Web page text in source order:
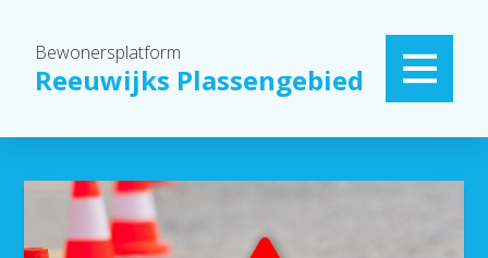
Bewonersplatform
Reeuwijks Plassengebied